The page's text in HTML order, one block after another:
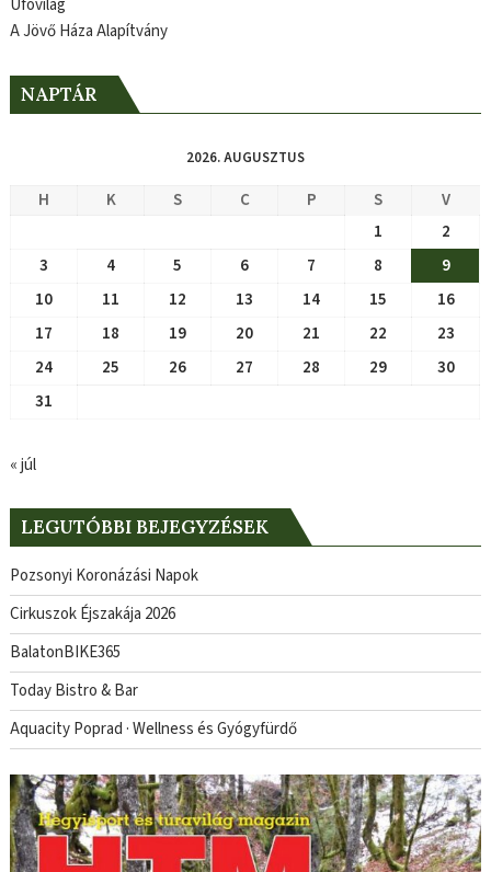
Ufóvilág
A Jövő Háza Alapítvány
NAPTÁR
2026. AUGUSZTUS
H K S C P S
V
1
2
3
4 5 6 7 8
9
10
11 12 13 14 15
16
17
18 19 20 21 22
23
24
25 26 27 28 29
30
31
« júl
LEGUTÓBBI BEJEGYZÉSEK
Pozsonyi Koronázási Napok
Cirkuszok Éjszakája 2026
BalatonBIKE365
Today Bistro & Bar
Aquacity Poprad · Wellness és Gyógyfürdő